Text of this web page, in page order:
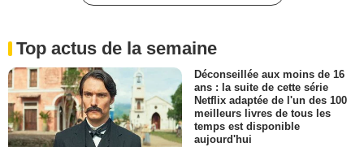
Top actus de la semaine
Déconseillée aux moins de 16
ans : la suite de cette série
Netflix adaptée de l'un des 100
meilleurs livres de tous les
temps est disponible
aujourd'hui